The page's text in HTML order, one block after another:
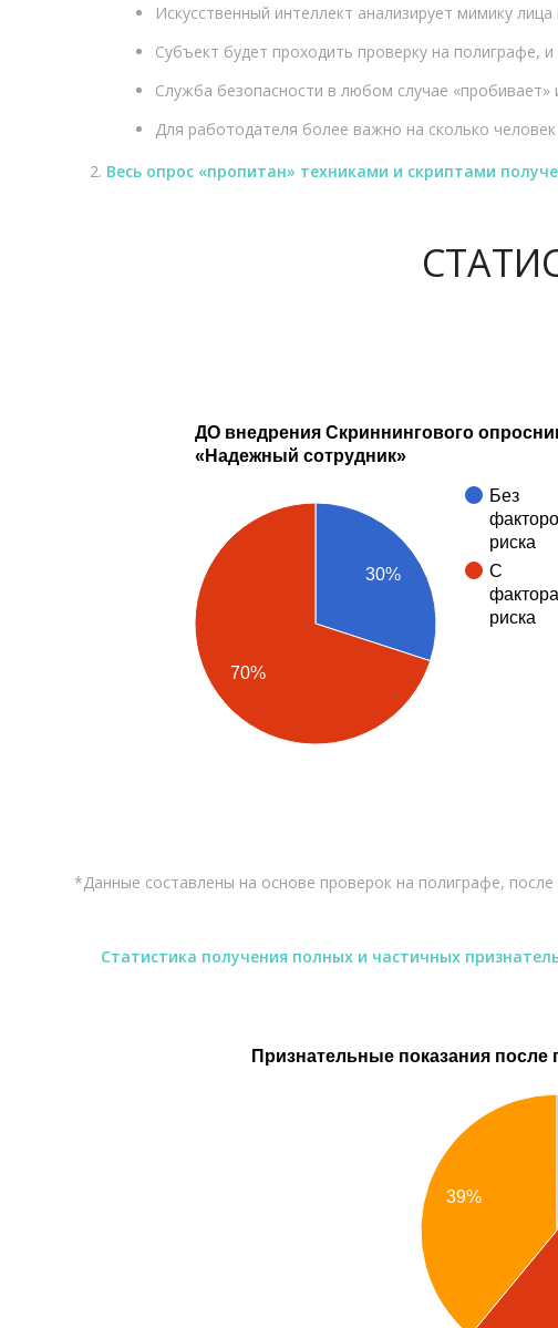
Искусственный интеллект анализирует мимику
Субъект будет проходить проверку на полиграфе,
Служба безопасности в любом случае
Для работодателя более важно на сколько
Весь опрос «пропитан» техниками и скриптами
ДО внедрения Скриннингового
«Надежный сотрудник»
Без
риска
С
риска
30%
70%
*Данные составлены на основе проверок на полиграфе,
Статистика получения полных и частичных
Признательные показания
39%